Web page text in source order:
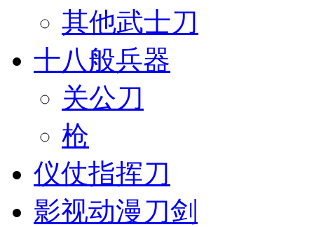
其他武士刀
十八般兵器
关公刀
枪
仪仗指挥刀
影视动漫刀剑